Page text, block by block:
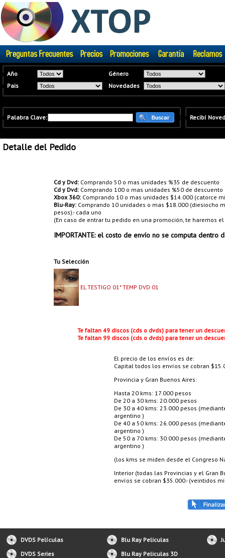
� Año
Género
� Pais Novedades
� Palabra Clave: � � Recibí
Detalle del Pedido
Cd y Dvd: Comprando 50 o mas unidades %35 de descuento
Cd y Dvd: Comprando 100 o mas unidades %50 de descuento
Xbox 360: Comprando 10 o mas unidades $14.000 (catorce
Blu-Ray: Comprando 10 unidades o mas $18.000 (diesiocho
pesos).- cada uno
(En caso de entrar tu pedido en una promoción, te haremos
IMPORTANTE: el costo de envío no se computa
Tu Selección
EL TESTIGO 01* TEMP DVD 01
Te faltan 49 discos (cds o dvds) para tener un
Te faltan 99 discos (cds o dvds) para tener un
El precio de los envíos es de:
Capital todos los envíos se cobran
Provincia y Gran Buenos Aires:
Hasta 20 kms: 17.000 pesos
De 20 a 30 kms: 20.000 pesos
De 30 a 40 kms: 23.000 pesos
argentino )
De 40 a 50 kms: 26.000 pesos
argentino )
De 50 a 70 kms: 30.000 pesos
argentino )
(los kms se miden desde el Congreso
Interior (todas las Provincias y el Gran
envíos se cobran $35.000.- (veintidos
DVDS Películas
DVDS Series
Blu Ray Peliculas
Blu Ray Peliculas 3D